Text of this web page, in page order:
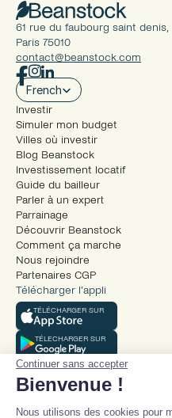
61 rue du faubourg saint denis,
Paris 75010
contact@beanstock.com
Select Language
French
Investir
Simuler mon budget
Villes où investir
Blog Beanstock
Investissement locatif
Guide du bailleur
Parler à un expert
Parrainage
Découvrir Beanstock
Comment ça marche
Nous rejoindre
Partenaires CGP
Télécharger l’appli
TÉLÉCHARGER SUR
TÉLECHARGER SUR
Continuer sans accepter
Bienvenue !
Nous utilisons des cookies pour